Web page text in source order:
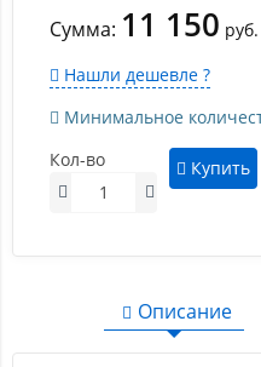
Сумма: 11 150 руб.
Нашли дешевле ?
Минимальное
Кол-во
Купить
Описание